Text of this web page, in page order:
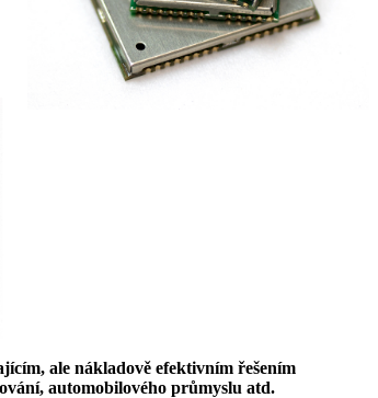
ale nákladově efektivním řešením
automobilového průmyslu atd.